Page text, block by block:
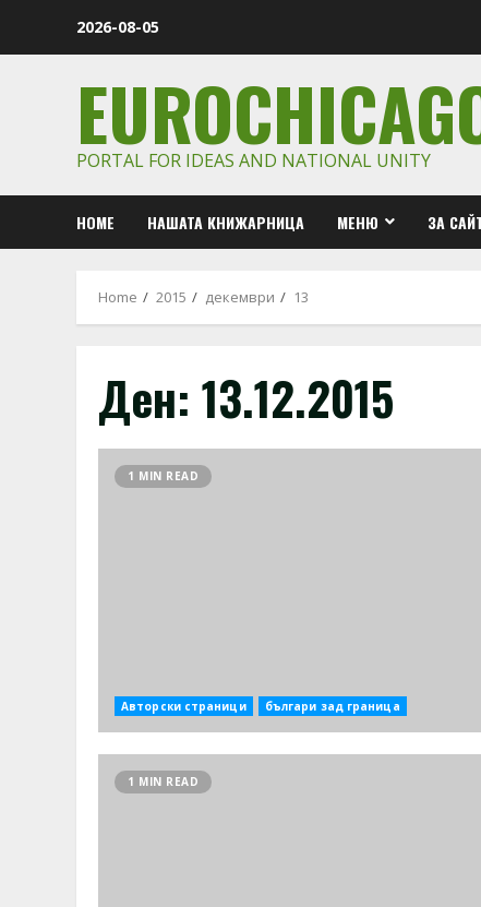
2026-08-05
PORTAL FOR IDEAS AND NATIONAL UNITY
HOME НАШАТА КНИЖАРНИЦА МЕНЮ ЗА
Home 2015 декември 13
Ден: 13.12.2015
1 MIN READ
Авторски страници българи зад граница
1 MIN READ